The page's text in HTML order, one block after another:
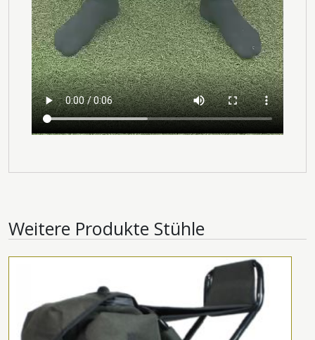
Weitere Produkte Stühle